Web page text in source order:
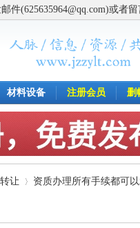
(625635964@qq.com)或者
材料设备 注册会员 删
让 资质办理所有手续都可